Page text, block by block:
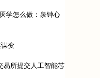
学怎么做：泉钟心
变
易所提交人工智能芯